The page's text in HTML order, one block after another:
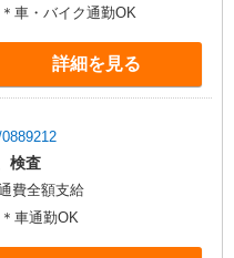
車・バイク通勤OK
詳細を見る
検査
費全額支給
車通勤OK